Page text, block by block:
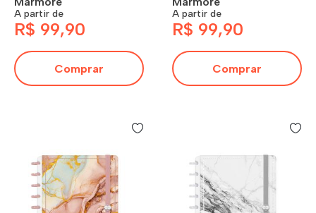
A partir de
R$ 99,90
Comprar
A partir de
R$ 99,90
Comprar